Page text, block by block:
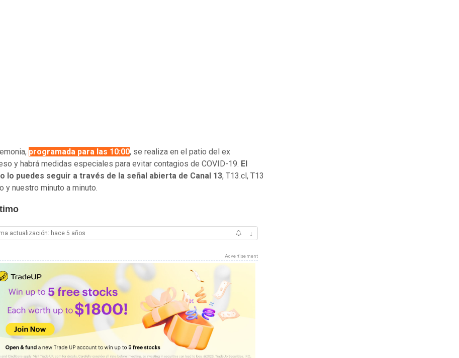
programada para las 10:00, se realiza en el patio del ex
y habrá medidas especiales para evitar contagios de COVID-19. El
lo puedes seguir a través de la señal abierta de Canal 13, T13.cl, T13
y nuestro minuto a minuto.